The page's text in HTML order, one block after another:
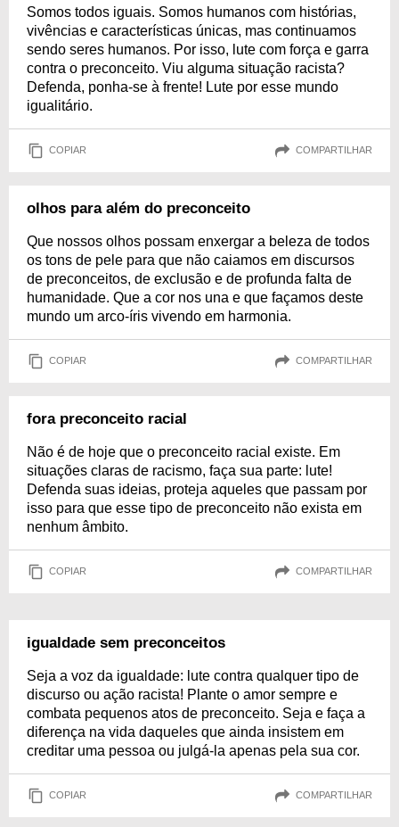
Somos todos iguais. Somos humanos com histórias,
vivências e características únicas, mas continuamos
sendo seres humanos. Por isso, lute com força e garra
contra o preconceito. Viu alguma situação racista?
Defenda, ponha-se à frente! Lute por esse mundo
igualitário.
COPIAR COMPARTILHAR
olhos para além do preconceito
Que nossos olhos possam enxergar a beleza de todos
os tons de pele para que não caiamos em discursos
de preconceitos, de exclusão e de profunda falta de
humanidade. Que a cor nos una e que façamos deste
mundo um arco-íris vivendo em harmonia.
COPIAR COMPARTILHAR
fora preconceito racial
Não é de hoje que o preconceito racial existe. Em
situações claras de racismo, faça sua parte: lute!
Defenda suas ideias, proteja aqueles que passam por
isso para que esse tipo de preconceito não exista em
nenhum âmbito.
COPIAR COMPARTILHAR
igualdade sem preconceitos
Seja a voz da igualdade: lute contra qualquer tipo de
discurso ou ação racista! Plante o amor sempre e
combata pequenos atos de preconceito. Seja e faça a
diferença na vida daqueles que ainda insistem em
creditar uma pessoa ou julgá-la apenas pela sua cor.
COPIAR COMPARTILHAR